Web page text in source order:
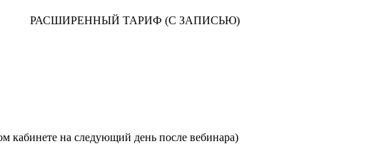
РАСШИРЕННЫЙ ТАРИФ (С ЗАПИСЬЮ)
кабинете на следующий день после вебинара)